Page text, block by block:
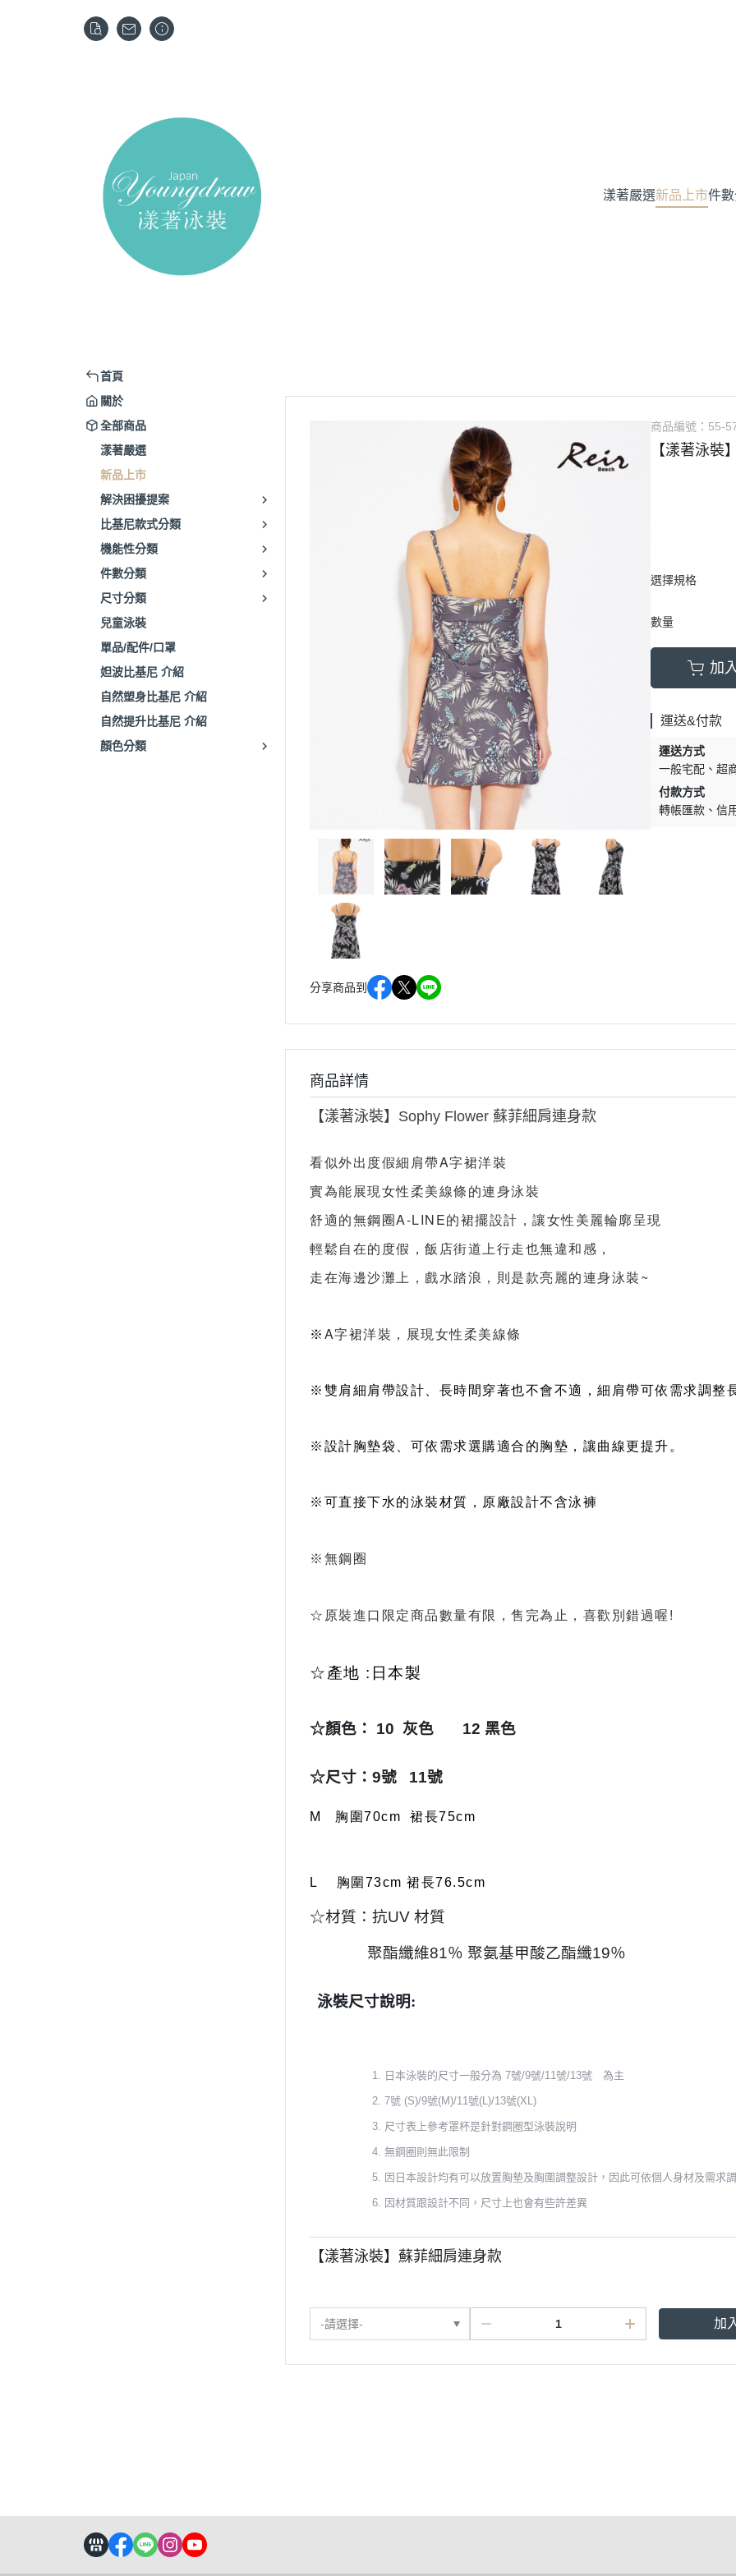
漾著嚴選新品上市件
首頁
關於
全部商品
漾著嚴選
新品上市
解決困擾提案
比基尼款式分類
機能性分類
件數分類
尺寸分類
兒童泳裝
單品/配件/口罩
妲波比基尼 介紹
自然塑身比基尼 介紹
自然提升比基尼 介紹
顏色分類
分享商品到
商品編號： 55-
【漾著泳裝
選擇規格
數量
加
運送&付款
運送方式
一般宅配
超
付款方式
轉帳匯款
信
商品詳情
【漾著泳裝】Sophy Flower 蘇菲細肩連身款
看似外出度假細肩帶A字裙洋裝
實為能展現女性柔美線條的連身泳裝
舒適的無鋼圈A-LINE的裙擺設計，讓女性美麗輪廓呈現
輕鬆自在的度假 ，飯店街道上行走也無違和感，
走在海邊沙灘上，戲水踏浪，則是款亮麗的連身泳裝~
※ A字裙洋裝， 展現女性柔美線條
※雙肩細肩帶設計、長時間穿著也不會不適，細肩帶可依需求調整
※ 設計胸墊袋、可依需求選購適合的胸墊，讓曲線更提升。
※可直接下水的泳裝材質，原廠設計不含泳褲
※ 無鋼圈
☆原裝進口限定商品數量有限，售完為止，喜歡別錯過喔!
☆產地 :日本製
☆顏色： 10 灰色 12 黑色
☆尺寸：9號 11號
M 胸圍70cm 裙長75cm
L 胸圍73cm 裙長76.5cm
☆材質：抗UV 材質
聚酯纖維81％ 聚氨基甲酸乙酯纖19％
泳裝尺寸說明:
日本泳裝的尺寸一般分為 7號/9號/11號/13號 為主
7號 (S)/9號(M)/11號(L)/13號(XL)
尺寸表上參考罩杯是針對鋼圈型泳裝說明
無鋼圈則無此限制
因日本設計均有可以放置胸墊及胸圍調整設計，因此可依個人身材及需求
因材質跟設計不同，尺寸上也會有些許差異
【漾著泳裝】蘇菲細肩連身款
-請選擇- 加